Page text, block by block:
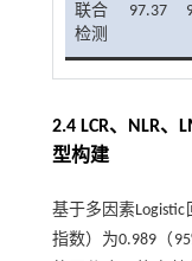
联合
检测
97.37
2.4 LCR、NLR
型构建
基于多因素
指数）为0.989（